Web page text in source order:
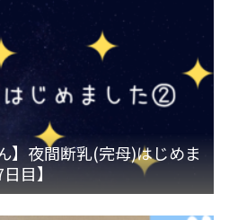
】夜間断乳(完母)はじめま
目】